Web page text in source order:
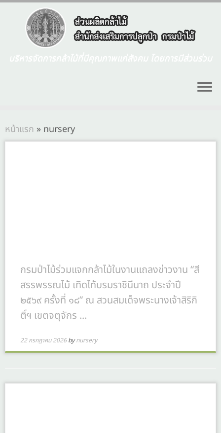
หน้าแรก » nursery
กรมป่าไม้ร่วมแจกกล้าไม้ในงานแถลงข่าวงาน “สี
สรรพรรณไม้ เทิดไท้บรมราชินีนาถ ประจำปี
๒๕๖๙ ครั้งที่ ๑๘” ณ สวนสมเด็จพระนางเจ้าสิริกิ
ติ์ฯ เขตจตุจักร ...
22 กรกฎาคม 2026 bynursery